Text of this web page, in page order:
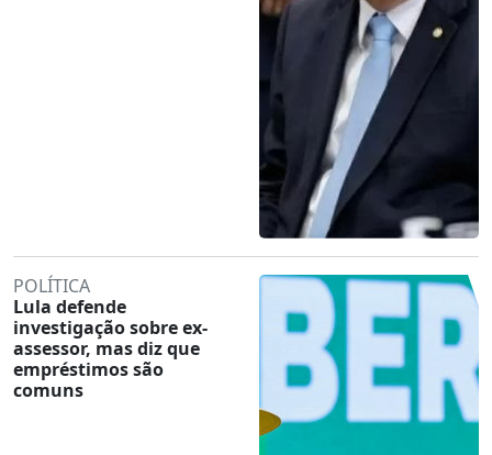
POLÍTICA
Lula defende
investigação sobre ex-
assessor, mas diz que
empréstimos são
comuns